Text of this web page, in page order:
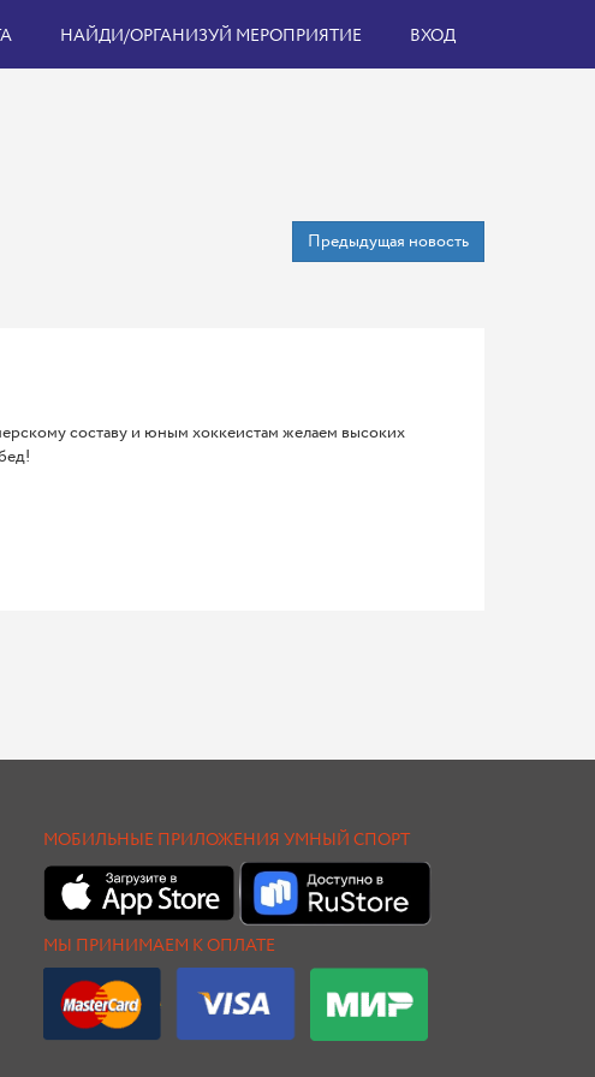
НАЙДИ/ОРГАНИЗУЙ МЕРОПРИЯТИЕ ВХОД
Предыдущая новость
составу и юным хоккеистам желаем высоких
МОБИЛЬНЫЕ ПРИЛОЖЕНИЯ УМНЫЙ СПОРТ
МЫ ПРИНИМАЕМ К ОПЛАТЕ